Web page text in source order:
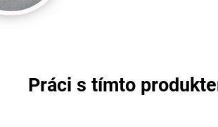
Práci s tímto